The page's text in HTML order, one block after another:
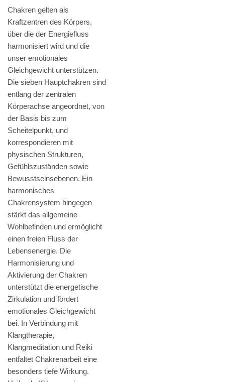
Chakren gelten als
Kraftzentren des Körpers,
über die der Energiefluss
harmonisiert wird und die
unser emotionales
Gleichgewicht unterstützen.
Die sieben Hauptchakren sind
entlang der zentralen
Körperachse angeordnet, von
der Basis bis zum
Scheitelpunkt, und
korrespondieren mit
physischen Strukturen,
Gefühlszuständen sowie
Bewusstseinsebenen. Ein
harmonisches
Chakrensystem hingegen
stärkt das allgemeine
Wohlbefinden und ermöglicht
einen freien Fluss der
Lebensenergie. Die
Harmonisierung und
Aktivierung der Chakren
unterstützt die energetische
Zirkulation und fördert
emotionales Gleichgewicht
bei. In Verbindung mit
Klangtherapie,
Klangmeditation und Reiki
entfaltet Chakrenarbeit eine
besonders tiefe Wirkung.